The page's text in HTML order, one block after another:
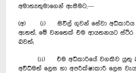
අමාත්‍යතුමාගෙන් ඇසීමට,—
(අ) (i) සිවිල් ‍ගුවන් සේවා අධිකාරිය
ඇතත්, මේ වනතෙක් එම ආයතනයට ස්ථිර
බවත්;
(ii) එම අධිකාරියේ වගකිව යුතු
අවිධිමත් ලෙස හා අපරීක්ෂාකාරී ලෙස